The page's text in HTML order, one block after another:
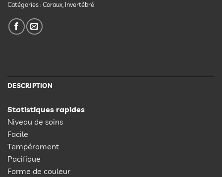
Catégories :Coraux Invertébré
DESCRIPTION
Statistiques rapides
Niveau de soins
Facile
Tempérament
Pacifique
Forme de couleur